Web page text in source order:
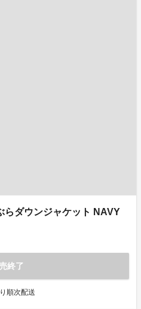
らダウンジャケット NAVY
終了
順次配送